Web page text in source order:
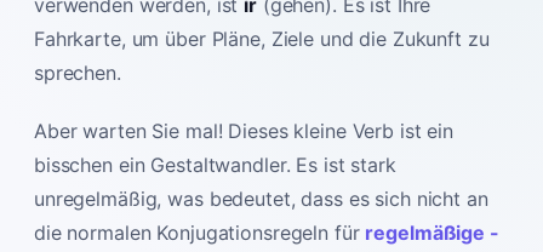
Fahrkarte, um über Pläne, Ziele und die Zukunft zu
sprechen.
Aber warten Sie mal! Dieses kleine Verb ist ein
bisschen ein Gestaltwandler. Es ist stark
unregelmäßig, was bedeutet, dass es sich nicht an
die normalen Konjugationsregeln für regelmäßige -